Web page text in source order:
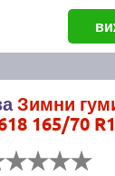
Зимни
165/70